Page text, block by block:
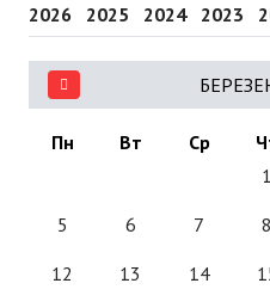
2026 2025 2024 2023
Пн Вт Ср
1
5 6 7 8
12 13 14